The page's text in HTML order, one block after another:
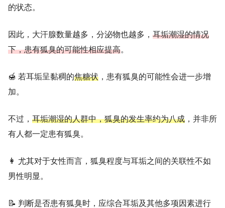
的状态。
因此，大汗腺数量越多，分泌物也越多， 耳垢潮湿的情况
下，患有狐臭的可能性相应提高。
🍯 若耳垢呈黏稠的焦糖状 ，患有狐臭的可能性会进一步增
加。
不过， 耳垢潮湿的人群中，狐臭的发生率约为八成 ，并非所
有人都一定患有狐臭。
👩 尤其对于女性而言，狐臭程度与耳垢之间的关联性不如
男性明显。
📝 判断是否患有狐臭时，应综合耳垢及其他多项因素进行